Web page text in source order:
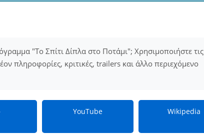
"Το Σπίτι Δίπλα στο Ποτάμι"; Χρησιμοποιήστε τις
πληροφορίες, κριτικές, trailers και άλλο περιεχόμενο
YouTube Wikipedia